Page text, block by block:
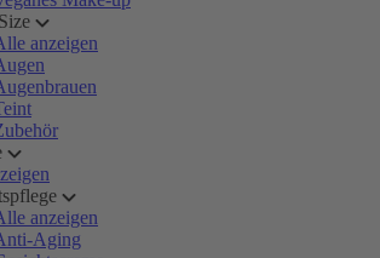
anzeigen
anzeigen
Aging